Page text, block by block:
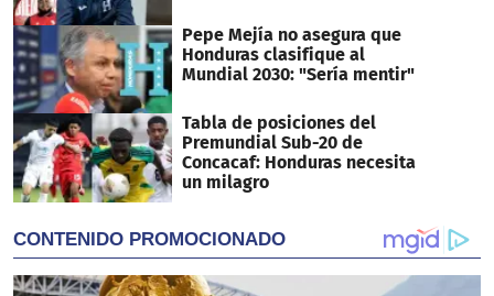
Pepe Mejía no asegura que
Honduras clasifique al
Mundial 2030: "Sería mentir"
Tabla de posiciones del
Premundial Sub-20 de
Concacaf: Honduras necesita
un milagro